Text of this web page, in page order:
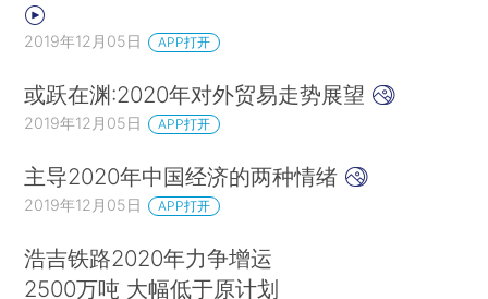
2019年12月05日 APP打开
或跃在渊:2020年对外贸易走势展望
2019年12月05日 APP打开
主导2020年中国经济的两种情绪
2019年12月05日 APP打开
浩吉铁路2020年力争增运
2500万吨 大幅低于原计划